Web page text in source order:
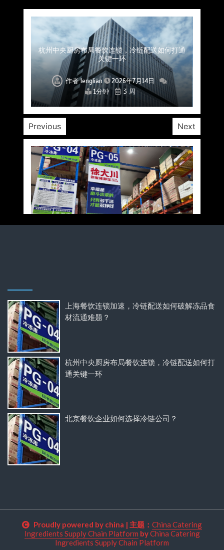
上海餐饮连锁加速，冷链配送如何破解冻品食材
流通难题？
作者lenglian
2026年7月14日
1分钟
3 周
杭州中央厨房布局餐饮连锁，冷链配送如何打通
关键一环
作者lenglian
2026年7月14日
1分钟
3 周
北京餐饮企业如何选择冷链公司？
作者lenglian
2026年7月14日
1分钟
3 周
深圳冷链物流如何护航餐饮连锁？冻品食材流通
全解析
作者lenglian
2026年7月14日
1分钟
3 周
北京餐饮仓配一体化的核心价值与落地实践解析
作者lenglian
2026年7月14日
1分钟
3 周
武汉冻品配送三要素：控温、时效、低成本如何
兼得？
作者lenglian
2026年7月14日
1分钟
3 周
重庆冷链布局解冻食材运输密码，餐饮连锁如何
稳控品质？
作者lenglian
2026年7月14日
1分钟
3 周
Previous Next
上海餐饮连锁加速，冷链配送如何破解冻品食
材流通难题？
杭州中央厨房布局餐饮连锁，冷链配送如何打
通关键一环
北京餐饮企业如何选择冷链公司？
Proudly powered by china | 主题： China Catering
Ingredients Supply Chain Platform byChina Catering
Ingredients Supply Chain Platform